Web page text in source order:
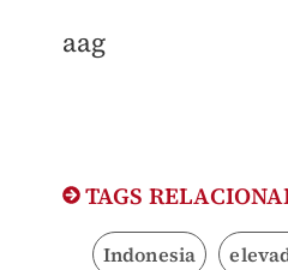
aag
TAGS
Indonesia